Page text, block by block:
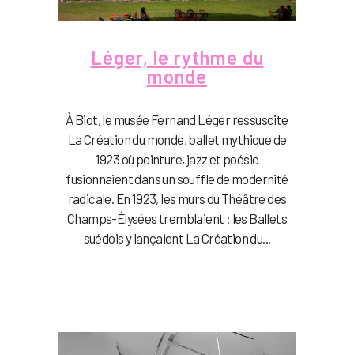
Léger, le rythme du
monde
À Biot, le musée Fernand Léger ressuscite
La Création du monde, ballet mythique de
1923 où peinture, jazz et poésie
fusionnaient dans un souffle de modernité
radicale. En 1923, les murs du Théâtre des
Champs-Élysées tremblaient : les Ballets
suédois y lançaient La Création du...